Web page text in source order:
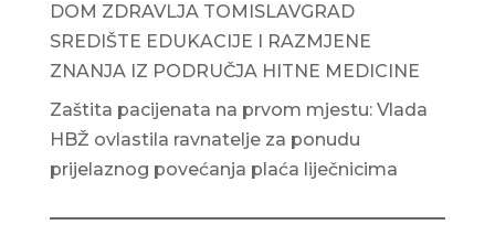
DOM ZDRAVLJA TOMISLAVGRAD
SREDIŠTE EDUKACIJE I RAZMJENE
ZNANJA IZ PODRUČJA HITNE MEDICINE
Zaštita pacijenata na prvom mjestu: Vlada
HBŽ ovlastila ravnatelje za ponudu
prijelaznog povećanja plaća liječnicima